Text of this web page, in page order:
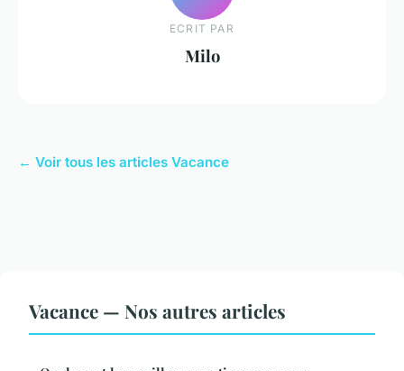
ECRIT PAR
Milo
← Voir tous les articles Vacance
Vacance — Nos autres articles